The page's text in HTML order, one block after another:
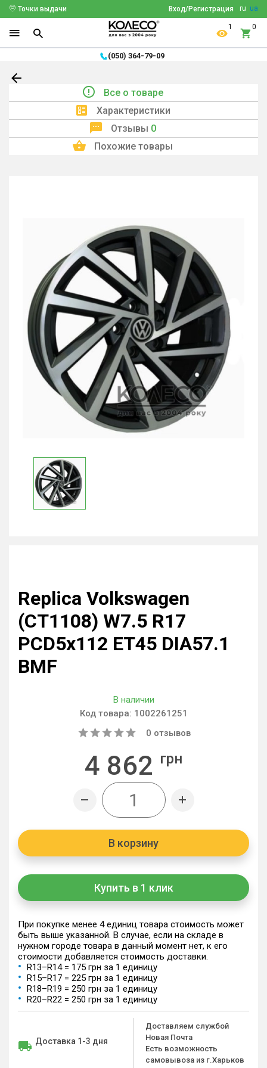
ru ua
Вход/Регистрация
Точки выдачи
1 0
(050) 364-79-09
Все о товаре
Характеристики
Отзывы 0
Похожие товары
Replica Volkswagen
(CT1108) W7.5 R17
PCD5x112 ET45 DIA57.1
BMF
В наличии
Код товара: 1002261251
0 отзывов
4 862 грн
В корзину
Купить в 1 клик
При покупке менее 4 единиц товара стоимость может
быть выше указанной. В случае, если на складе в
нужном городе товара в данный момент нет, к его
стоимости добавляется стоимость доставки.
R13–R14 = 175 грн за 1 единицу
R15–R17 = 225 грн за 1 единицу
R18–R19 = 250 грн за 1 единицу
R20–R22 = 250 грн за 1 единицу
Доставка 1-3 дня
Доставляем службой
Новая Почта
Есть возможность
самовывоза из г.Харьков